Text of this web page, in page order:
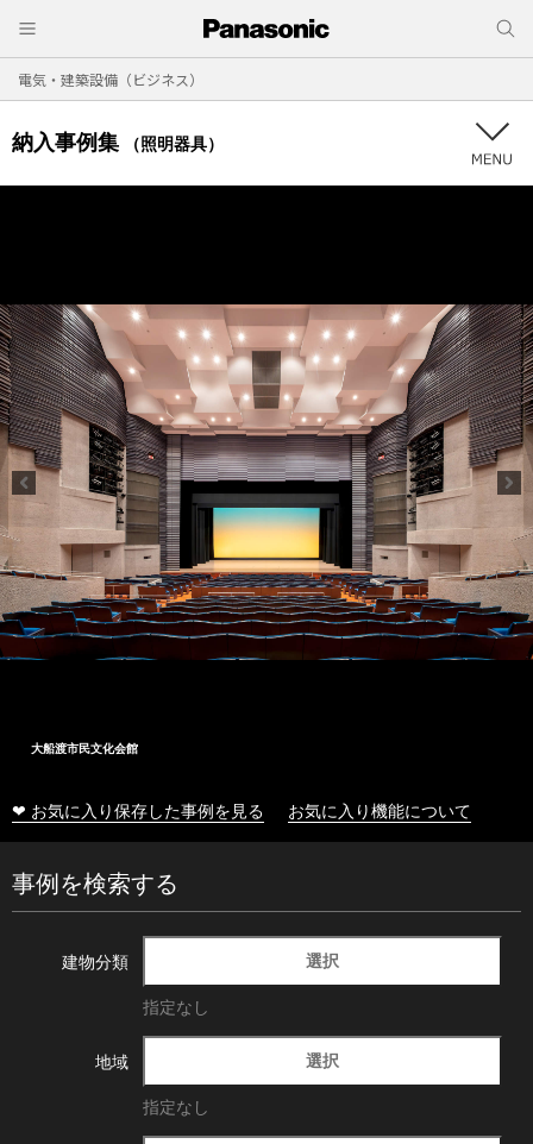
電気・建築設備（ビジネス）
納入事例集 （照明器具）
大船渡市民文化会館
❤ お気に入り保存した事例を見る お気に入り機能について
事例を検索する
建物分類 選択
指定なし
地域 選択
指定なし